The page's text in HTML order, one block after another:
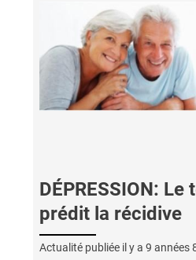
DÉPRESSION:
prédit la récidive
Actualité publiée il y a 9 années